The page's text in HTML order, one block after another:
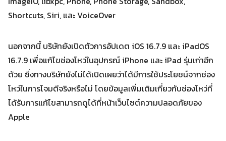
Shortcuts, Siri, และ VoiceOver
นอกจากนี้ บริษัทยังเปิดตัวการอัปเดต iOS 16.7.9 และ iPadOS
16.7.9 เพื่อแก้ไขช่องโหว่ในอุปกรณ์ iPhone และ iPad รุ่นเก่าอีก
ด้วย ซึ่งทางบริษัทยังไม่ได้เปิดเผยว่าได้มีการใช้ประโยชน์จากช่อง
โหว่ในการโจมตีจริงหรือไม่ โดยข้อมูลเพิ่มเติมเกี่ยวกับช่องโหว่ที่
ได้รับการแก้ไขสามารถดูได้ที่หน้าเว็บไซต์ความปลอดภัยของ
Apple